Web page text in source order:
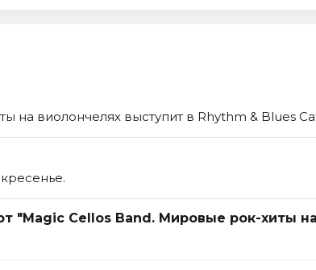
на виолончелях выступит в Rhythm & Blues
"Magic Cellos Band. Мировые рок-хиты